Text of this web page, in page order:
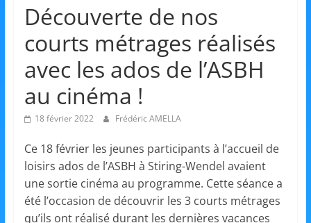
les
Loisirs,
l'éducation
et
l'Animation
Découverte de nos
courts métrages réalisés
avec les ados de l’ASBH
au cinéma !
18 février 2022 Frédéric AMELLA
Ce 18 février les jeunes participants à l’accueil de
loisirs ados de l’ASBH à Stiring-Wendel avaient
une sortie cinéma au programme. Cette séance a
été l’occasion de découvrir les 3 courts métrages
qu’ils ont réalisé durant les dernières vacances